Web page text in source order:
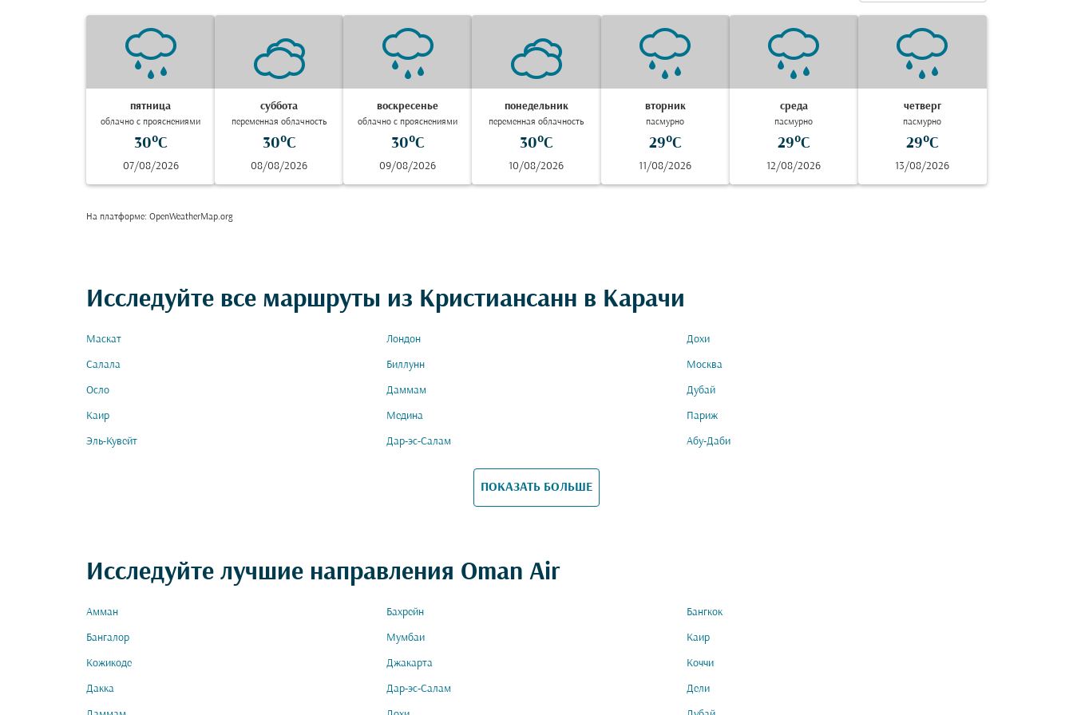
пятница
облачно с прояснениями
30°C
07/08/2026
суббота
переменная облачность
30°C
08/08/2026
воскресенье
облачно с прояснениями
30°C
09/08/2026
понедельник
переменная облачность
30°C
10/08/2026
вторник
пасмурно
29°C
11/08/2026
среда
пасмурно
29°C
12/08/2026
четверг
пасмурно
29°C
13/08/2026
На платформе: OpenWeatherMap.org
Исследуйте все маршруты из Кристиансанн в Карачи
Маскат Лондон Дохи
Салала Биллунн Москва
Осло Даммам Дубай
Каир Медина Париж
Эль-Кувейт Дар-эс-Салам Абу-Даби
ПОКАЗАТЬ БОЛЬШЕ
Исследуйте лучшие направления Oman Air
Амман Бахрейн Бангкок
Бангалор Мумбаи Каир
Кожикоде Джакарта Коччи
Дакка Дар-эс-Салам Дели